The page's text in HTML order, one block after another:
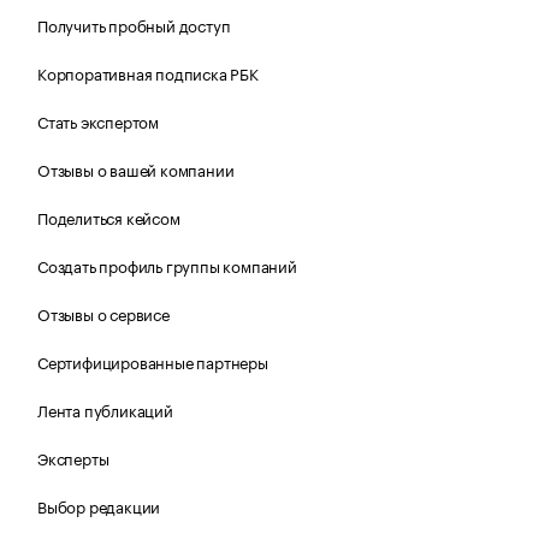
Получить пробный доступ
Корпоративная подписка РБК
Стать экспертом
Отзывы о вашей компании
Поделиться кейсом
Создать профиль группы компаний
Отзывы о сервисе
Сертифицированные партнеры
Лента публикаций
Эксперты
Выбор редакции